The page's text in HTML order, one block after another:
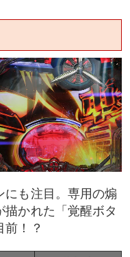
にも注目。専用の煽
描かれた「覚醒ボタ
前！？